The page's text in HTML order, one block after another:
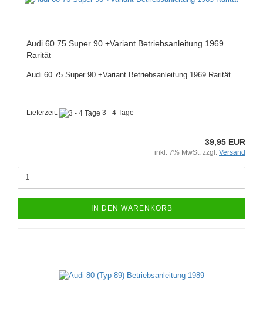
Audi 60 75 Super 90 +Variant Betriebsanleitung 1969
Rarität
Audi 60 75 Super 90 +Variant Betriebsanleitung 1969 Rarität
Lieferzeit: 3 - 4 Tage
39,95 EUR
inkl. 7% MwSt. zzgl. Versand
IN DEN WARENKORB